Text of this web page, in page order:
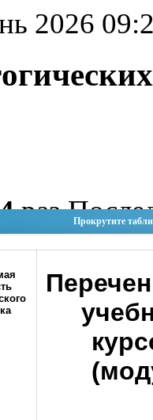
2026
Прокрутите
раз
04